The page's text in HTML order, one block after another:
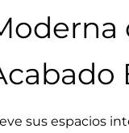
sus espacios